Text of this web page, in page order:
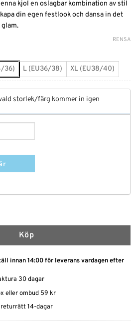
kjol en oslagbar kombination av stil
din egen festlook och dansa in det
glam.
36) L (EU36/38) XL (EU38/40)
RENSA
storlek/färg kommer in igen
Paljetter mängd
Köp
innan 14:00 för leverans vardagen efter
30 dagar
eller ombud 59 kr
14-dagar